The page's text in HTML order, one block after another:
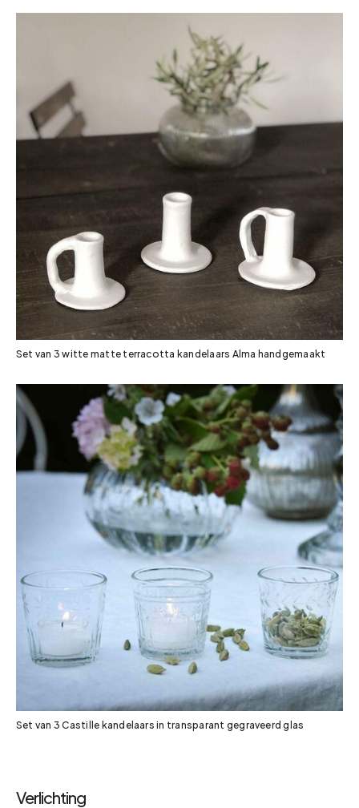
Set van 3 witte matte terracotta kandelaars Alma handgemaakt
Set van 3 Castille kandelaars in transparant gegraveerd glas
Verlichting